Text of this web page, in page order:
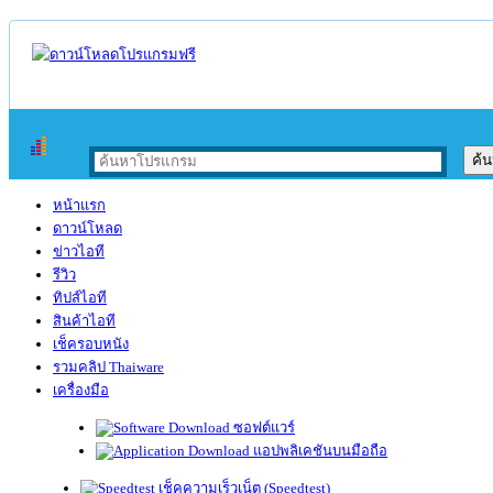
หน้าแรก
ดาวน์โหลด
ข่าวไอที
รีวิว
ทิปส์ไอที
สินค้าไอที
เช็ครอบหนัง
รวมคลิป Thaiware
เครื่องมือ
ซอฟต์แวร์
แอปพลิเคชันบนมือถือ
เช็คความเร็วเน็ต (Speedtest)